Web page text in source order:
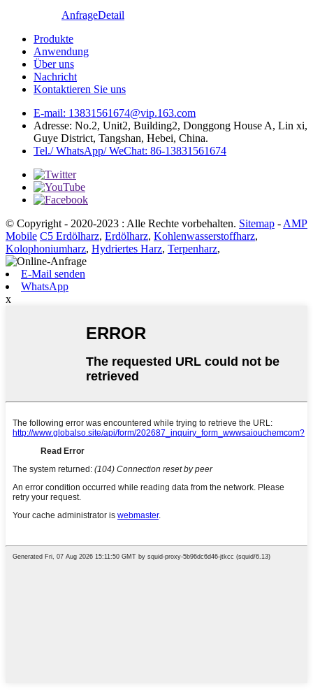
AnfrageDetail
Produkte
Anwendung
Über uns
Nachricht
Kontaktieren Sie uns
E-mail: 13831561674@vip.163.com
Adresse: No.2, Unit2, Building2, Donggong House A, Lin xi,
Guye District, Tangshan, Hebei, China.
Tel./ WhatsApp/ WeChat: 86-13831561674
© Copyright - 2020-2023 : Alle Rechte vorbehalten. Sitemap - AMP
Mobile C5 Erdölharz, Erdölharz, Kohlenwasserstoffharz,
Kolophoniumharz, Hydriertes Harz, Terpenharz,
E-Mail senden
WhatsApp
x